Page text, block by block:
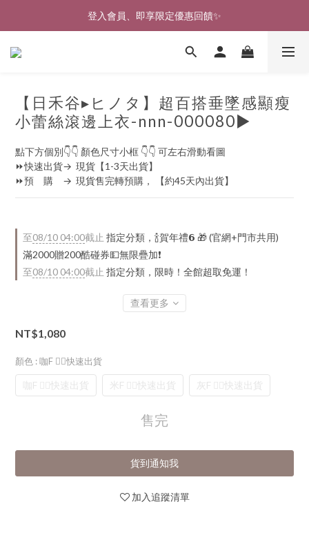
🎉新北淡水實體門市🤗歡迎蒞臨試穿🎉
🎉新北淡水實體門市🤗歡迎蒞臨試穿🎉
【日禾谷▸ヒノタ】超百搭垂墜感顯瘦
小蕾絲滾邊上衣-nnn-000080▶
點下方個別👇👇 顏色尺寸小框 👇👇 可左右滑動看圖
⏩快速出貨→  現貨【1-3天出貨】
⏩預　購　→  現貨售完轉預購， 【約45天內出貨】
至08/10 04:00截止 指定分類，🍾賀年禮️𝟲 🎁 (官網+門市共用)
滿2000贈200酷碰券💵無限疊加❗
至08/10 04:00截止 指定分類，限時！全館超取免運！
查看更多
NT$1,080
顏色 : 咖F 👈🏻快速出貨
咖F 👈🏻快速出貨 米F 👈🏻快速出貨 灰F 👈🏻快速出貨
售完
貨到通知我
加入追蹤清單